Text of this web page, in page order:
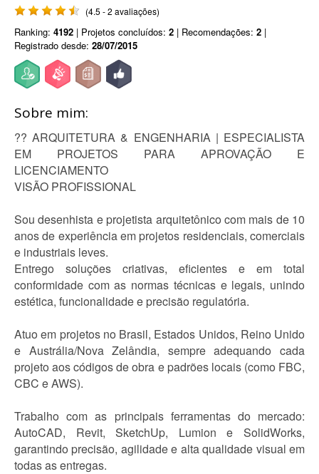
(4.5 - 2 avaliações)
Ranking: 4192 | Projetos concluídos: 2 | Recomendações: 2 |
Registrado desde: 28/07/2015
Sobre mim:
?? ARQUITETURA & ENGENHARIA | ESPECIALISTA
EM PROJETOS PARA APROVAÇÃO E
LICENCIAMENTO
VISÃO PROFISSIONAL
Sou desenhista e projetista arquitetônico com mais de 10
anos de experiência em projetos residenciais, comerciais
e industriais leves.
Entrego soluções criativas, eficientes e em total
conformidade com as normas técnicas e legais, unindo
estética, funcionalidade e precisão regulatória.
Atuo em projetos no Brasil, Estados Unidos, Reino Unido
e Austrália/Nova Zelândia, sempre adequando cada
projeto aos códigos de obra e padrões locais (como FBC,
CBC e AWS).
Trabalho com as principais ferramentas do mercado:
AutoCAD, Revit, SketchUp, Lumion e SolidWorks,
garantindo precisão, agilidade e alta qualidade visual em
todas as entregas.